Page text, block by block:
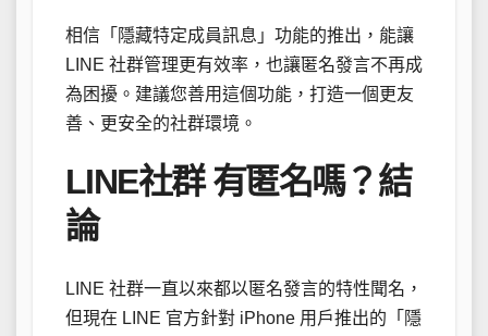
相信「隱藏特定成員訊息」功能的推出，能讓
LINE 社群管理更有效率，也讓匿名發言不再成
為困擾。建議您善用這個功能，打造一個更友
善、更安全的社群環境。
LINE社群 有匿名嗎？結
論
LINE 社群一直以來都以匿名發言的特性聞名，
但現在 LINE 官方針對 iPhone 用戶推出的「隱